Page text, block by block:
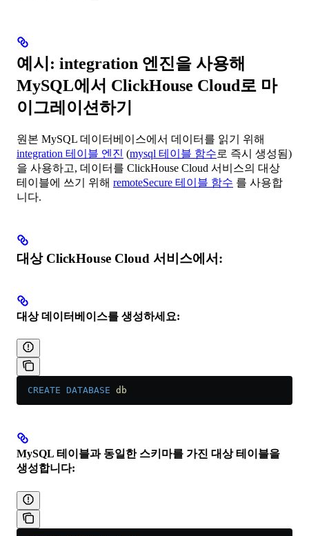
예시: integration 엔진을 사용해
MySQL에서 ClickHouse Cloud로 마
이그레이션하기
원본 MySQL 데이터베이스에서 데이터를 읽기 위해
integration 테이블 엔진 (mysql 테이블 함수로 즉시 생성됨)
을 사용하고, 데이터를 ClickHouse Cloud 서비스의 대상
테이블에 쓰기 위해 remoteSecure 테이블 함수 를 사용합
니다.
대상 ClickHouse Cloud 서비스에서:
대상 데이터베이스를 생성하세요:
  CREATE
DATABASE db
MySQL 테이블과 동일한 스키마를 가진 대상 테이블을
생성합니다: